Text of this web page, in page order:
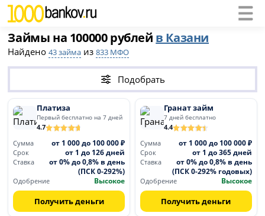
Займы на 100000 рублей в Казани
Найдено43 займа из833 МФО
Подобрать
Платиза
Первый бесплатно на 7 дней
4.7
Сумма
от 1 000 до 100 000 ₽
Срок от 1 до 126 дней
Ставка
от 0% до 0,8% в день
(ПСК 0-292%)
Одобрение Высокое
Получить деньги
Гранат займ
7 дней бесплатно
4.4
Сумма
от 1 000 до 100 000 ₽
Срок от 1 до 365 дней
Ставка
от 0% до 0,8% в день
(ПСК 0-292% годовых)
Одобрение Высокое
Получить деньги